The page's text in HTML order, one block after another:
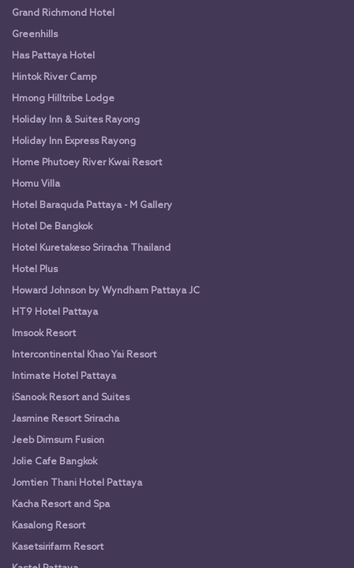
Grand Richmond Hotel
Greenhills
Has Pattaya Hotel
Hintok River Camp
Hmong Hilltribe Lodge
Holiday Inn & Suites Rayong
Holiday Inn Express Rayong
Home Phutoey River Kwai Resort
Homu Villa
Hotel Baraquda Pattaya - M Gallery
Hotel De Bangkok
Hotel Kuretakeso Sriracha Thailand
Hotel Plus
Howard Johnson by Wyndham Pattaya JC
HT9 Hotel Pattaya
Imsook Resort
Intercontinental Khao Yai Resort
Intimate Hotel Pattaya
iSanook Resort and Suites
Jasmine Resort Sriracha
Jeeb Dimsum Fusion
Jolie Cafe Bangkok
Jomtien Thani Hotel Pattaya
Kacha Resort and Spa
Kasalong Resort
Kasetsirifarm Resort